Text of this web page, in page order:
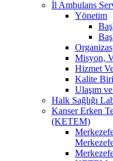
İl Ambulans
Yönetim
Misyon,
Hizmet
Kalite
Ulaşım
Halk Sağlığı
Kanser Erken
(KETEM)